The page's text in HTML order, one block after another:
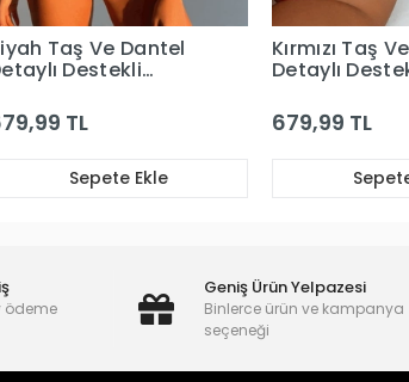
Taş Ve Dantel
Destekli
TL
Sepete Ekle
Kırmızı Taş
Detaylı
679,99 TL
ödeme
Geniş Ürün Yelpazesi
Binlerce ürün ve kampanya
seçeneği